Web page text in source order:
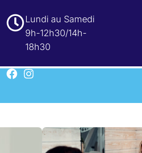
Lundi au Samedi
9h-12h30/14h-
18h30